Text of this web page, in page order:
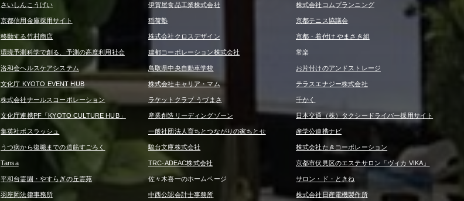
さいしんこうげい 伊賀屋食品工業株式会社 株式会社コムプランニング
京都信用金庫採用サイト 稲荷塾 京都テニス協議会
移動する竹村商店 株式会社クロスデザイン 京都・着付け やまさき組
環境予測科学で創る、予測の高度利用社会 建都コーポレーション株式会社 常楽
洛和会ヘルスケアシステム 鳥取県中央自動車学校 お片付けのアンドストレージ
文化庁 KYOTO EVENT HUB 株式会社キャリア・マム テラスエナジー株式会社
株式会社ナールスコーポレーション ラケットクラブ うづまさ 千かく
文化庁連携PF「KYOTO CULTURE HUB」 産業創造リーディングゾーン 日本交通（株）タクシードライバー採用サイト
集英社ボスラッシュ 一般社団法人育ちとつながりの家ちとせ 産学公連携ナビ
うつ病から復職までの道筋すごろく 駿台文庫株式会社 株式会社たきコーポレーション
Tansa TRC-ADEAC株式会社 京都市伏見区のエステサロン「ヴィカ VIKA」
平和台霊園・やすらぎの丘霊苑 佐々木喜一のホームページ サロン・ド・ときね
羽座岡法律事務所 中西公認会計士事務所 株式会社日産電機製作所